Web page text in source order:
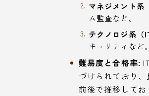
マネジメント系
ム監査など。
テクノロジ系（
キュリティなど。
難易度と合格率:
づけられており
前後で推移して